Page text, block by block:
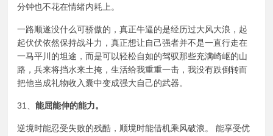
分钟也不花在情绪内耗 上。
一路顺遂没什么可骄傲的，真正牛逼的是经历过大风大浪，起
起伏伏依然保持战斗力，真正想让自己强者并不是一直行走在
一马平川的坦途，而是可以轻松自如的驾驭那些充满崎岖的山
路，兵来将挡水来土掩，生活给我重重一击，我没有跌倒转而
把他当成礼物收入囊中变成强大自己的武器。
31、能屈能伸的能力。
逆境时能忍受失败的残酷，顺境时能借机乘风破浪。 能享受优